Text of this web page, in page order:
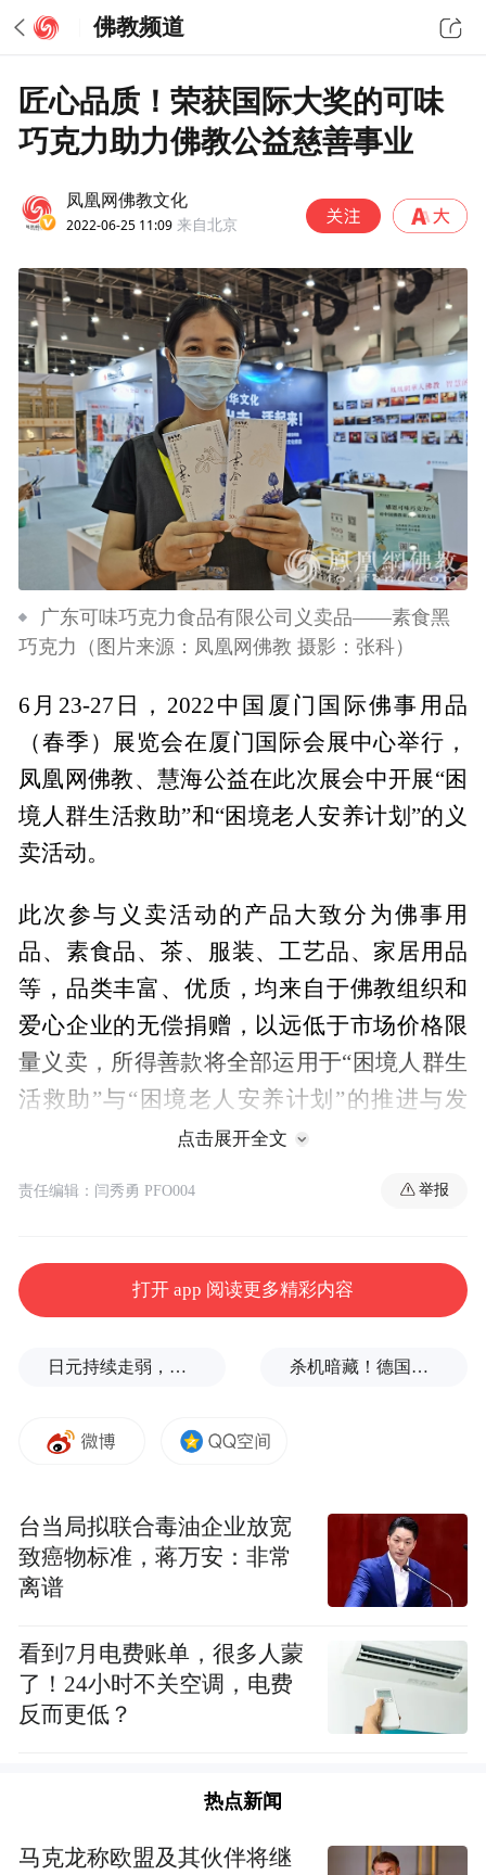
佛教频道
匠心品质！荣获国际大奖的可味
巧克力助力佛教公益慈善事业
凤凰网佛教文化
2022-06-25 11:09 来自北京
广东可味巧克力食品有限公司义卖品——素食黑
巧克力（图片来源：凤凰网佛教 摄影：张科）
6月23-27日，2022中国厦门国际佛事用品
（春季）展览会在厦门国际会展中心举行，
凤凰网佛教、慧海公益在此次展会中开展“困
境人群生活救助”和“困境老人安养计划”的义
卖活动。
此次参与义卖活动的产品大致分为佛事用
品、素食品、茶、服装、工艺品、家居用品
等，品类丰富、优质，均来自于佛教组织和
爱心企业的无偿捐赠，以远低于市场价格限
量义卖，所得善款将全部运用于“困境人群生
活救助”与“困境老人安养计划”的推进与发
展，在展会现场引起了广泛关注与响应。
作为此次义卖活动捐赠机构之一，广东可味
巧克力。素食黑巧克力可可含量50%，更适
合中国口感。微苦带奶香，具备黑巧功能，
年，从事及积累了21年的专业巧克力研发、
进全球巧克力行业最高端的设备，也是华南
唯一的五辊全套巧克力生产线厂家，传承瑞
士巧克力大师工艺，培养专业的研发团队，
由高端可可豆到巧克力的手工制造者。
可味品牌创新研发的松子黑巧克力以及咖啡
级美食大奖【一星】荣誉，是国内首家获得
点击展开全文
责任编辑：闫秀勇 PFO004 举报
打开 app 阅读更多精彩内容
日元持续走弱，给我们什么样的机会？ 杀机暗藏！德国机场发现携爆炸物无人机，或涉及外国势力
台当局拟联合毒油企业放宽
致癌物标准，蒋万安：非常
离谱
看到7月电费账单，很多人蒙
了！24小时不关空调，电费
反而更低？
热点新闻
马克龙称欧盟及其伙伴将继